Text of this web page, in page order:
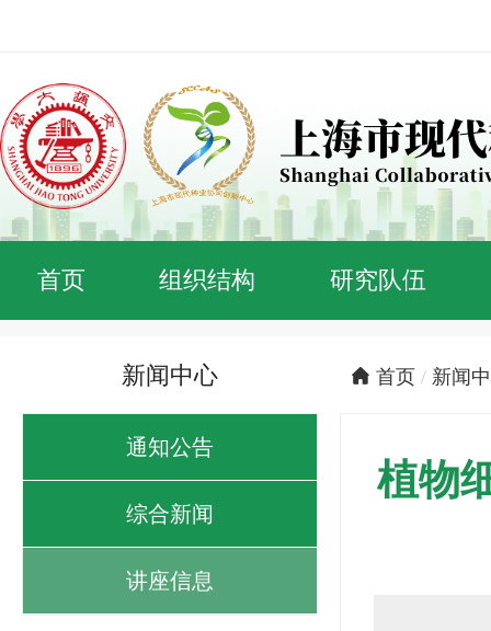
首页 组织结构 研究队伍
新闻中心
通知公告
综合新闻
讲座信息
首页 / 新闻
植物